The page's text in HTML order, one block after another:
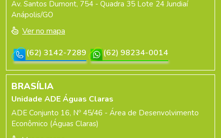
Av. Santos Dumont, 754 - Quadra 35 Lote 24 Jundiaí
Anápolis/GO
Ver no mapa
(62) 3142-7289
(62) 98234-0014
BRASÍLIA
Unidade ADE Águas Claras
ADE Conjunto 16, Nº 45/46 - Área de Desenvolvimento
Econômico (Águas Claras)